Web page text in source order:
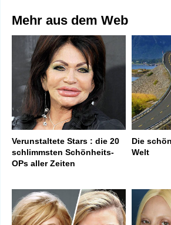
Mehr aus dem Web
Verunstaltete Stars : die 20
schlimmsten Schönheits-
OPs aller Zeiten
Die
Welt